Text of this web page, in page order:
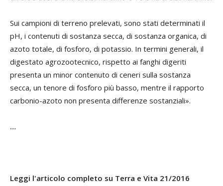
Sui campioni di terreno prelevati, sono stati determinati il
pH, i contenuti di sostanza secca, di sostanza organica, di
azoto totale, di fosforo, di potassio. In termini generali, il
digestato agrozootecnico, rispetto ai fanghi digeriti
presenta un minor contenuto di ceneri sulla sostanza
secca, un tenore di fosforo più basso, mentre il rapporto
carbonio-azoto non presenta differenze sostanziali».
…
Leggi l'articolo completo su Terra e Vita 21/2016